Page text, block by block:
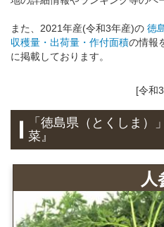
また、2021年産(令和3年産)の 徳
収穫量・出荷量・作付面積の情報
に掲載しております。
[令和
「徳島県（とくしま）
菜』
人